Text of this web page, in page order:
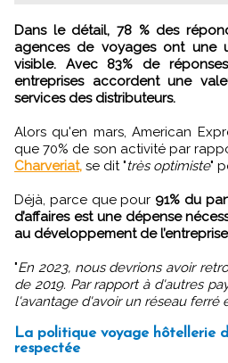
Dans le détail, 78 % des répondants déclarent que les
agences de voyages ont une
visible. Avec 83% de
entreprises accordent une
services des distributeurs.
Alors qu'en mars, American
que 70% de son activité par
Charveriat, se dit "très optimiste"
Déjà, parce que pour 91% du
d’affaires est une dépense
au développement de
"En 2023, nous devrions avoir
de 2019. Par rapport à d'autres
l'avantage d'avoir un réseau ferré
La politique voyage hôtellerie
respectée